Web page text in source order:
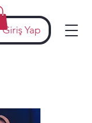
Giriş Yap